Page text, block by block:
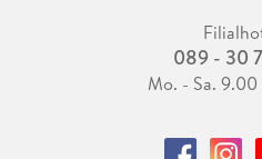
089 - 30
Mo. - Sa.